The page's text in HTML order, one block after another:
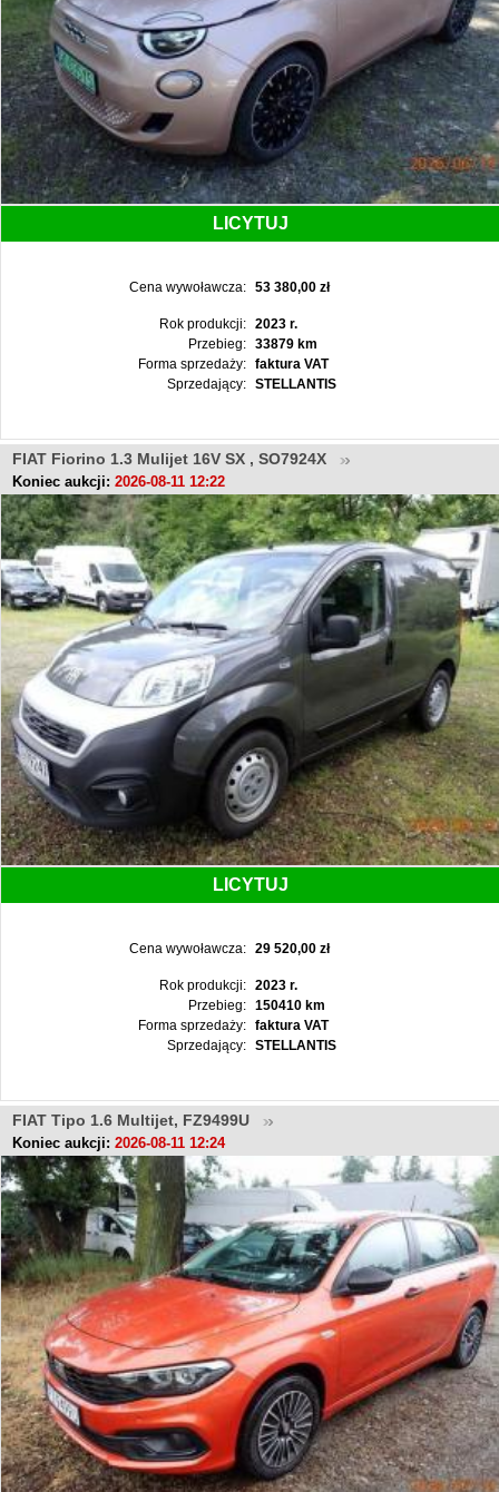
LICYTUJ
Cena wywoławcza: 53 380,00 zł
Rok produkcji:
2023 r.
Przebieg:
33879 km
Forma sprzedaży:
faktura VAT
Sprzedający:
STELLANTIS
FIAT Fiorino 1.3 Mulijet 16V SX , SO7924X
Koniec aukcji: 2026-08-11 12:22
LICYTUJ
Cena wywoławcza: 29 520,00 zł
Rok produkcji:
2023 r.
Przebieg:
150410 km
Forma sprzedaży:
faktura VAT
Sprzedający:
STELLANTIS
FIAT Tipo 1.6 Multijet, FZ9499U
Koniec aukcji: 2026-08-11 12:24